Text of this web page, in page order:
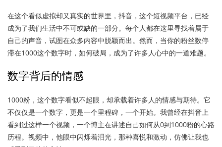
在这个看似虚拟却又真实的世界里，抖音，这个短视频平台，已经
成为了我们生活中不可或缺的一部分。每个人都在这里寻找着属于
自己的声音，试图在众多内容中脱颖而出。然而，当你的粉丝数停
滞在1000这个数字时，如何破局，成为了许多人心中的一道难题。
数字背后的情感
1000粉，这个数字看似不起眼，却承载着许多人的情感与期待。它
不仅仅是一个数字，更是一个里程碑，一个开始。我曾经在抖音上
看到过这样一个视频，一个博主在讲述自己如何从0到1000粉的心路
历程。视频中，他眼中闪烁着泪光，那种喜悦和激动，仿佛让我也